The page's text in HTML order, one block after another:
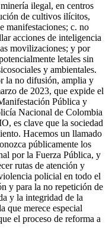
ilegal, en centros
de cultivos ilícitos,
manifestaciones; c. no
acciones de inteligencia
movilizaciones; y por
letales sin
y ambientales.
la no difusión, amplia y
de 2023, que expide el
Pública y
Nacional de Colombia
es clave que la sociedad
Hacemos un llamado
públicamente los
por la Fuerza Pública, y
rutas de atención y
policial en todo el
y para la no repetición de
y la integridad de la
que merece especial
el proceso de reforma a